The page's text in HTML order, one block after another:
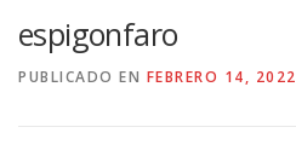
espigonfaro
PUBLICADO EN FEBRERO 14, 2022